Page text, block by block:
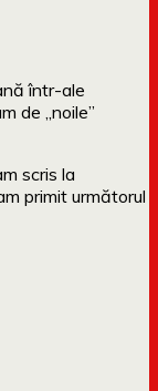
într-ale
de „noile”
scris la
primit următorul